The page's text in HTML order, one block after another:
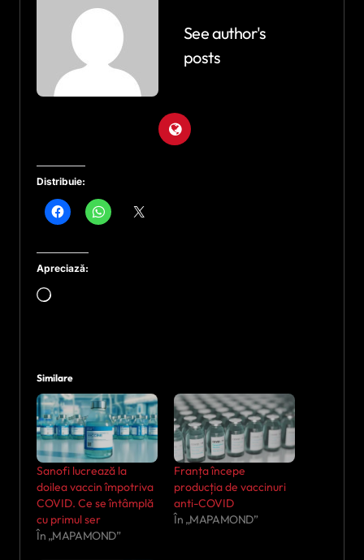
See author's
posts
Distribuie:
Apreciază:
Încarc...
Similare
Sanofi lucrează la
doilea vaccin împotriva
COVID. Ce se întâmplă
cu primul ser
În „MAPAMOND”
Franța începe
producția de vaccinuri
anti-COVID
În „MAPAMOND”